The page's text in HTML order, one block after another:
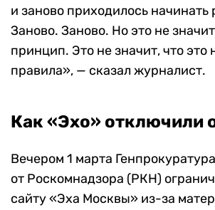
и заново приходилось начинать
Заново. Заново. Но это не
принцип. Это не значит, что это
правила», — сказал журналист.
Как «Эхо» отключили
Вечером 1 марта Генпрокуратура
от Роскомнадзора (РКН)
сайту «Эха Москвы» из-за